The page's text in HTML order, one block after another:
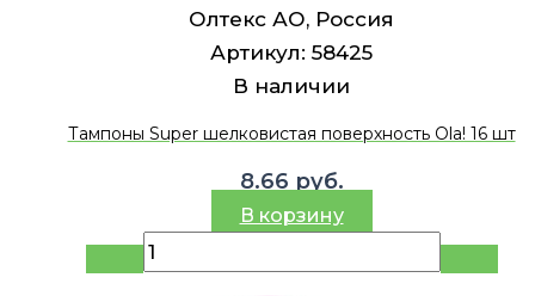
Олтекс АО, Россия
Артикул: 58425
В наличии
Тампоны Super шелковистая поверхность Ola! 16 шт
8.66 руб.
В корзину